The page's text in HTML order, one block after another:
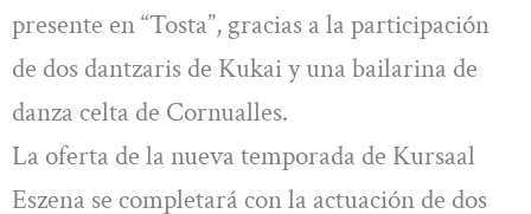
presente en “Tosta”, gracias a la participación
de dos dantzaris de Kukai y una bailarina de
danza celta de Cornualles.
La oferta de la nueva temporada de Kursaal
Eszena se completará con la actuación de dos